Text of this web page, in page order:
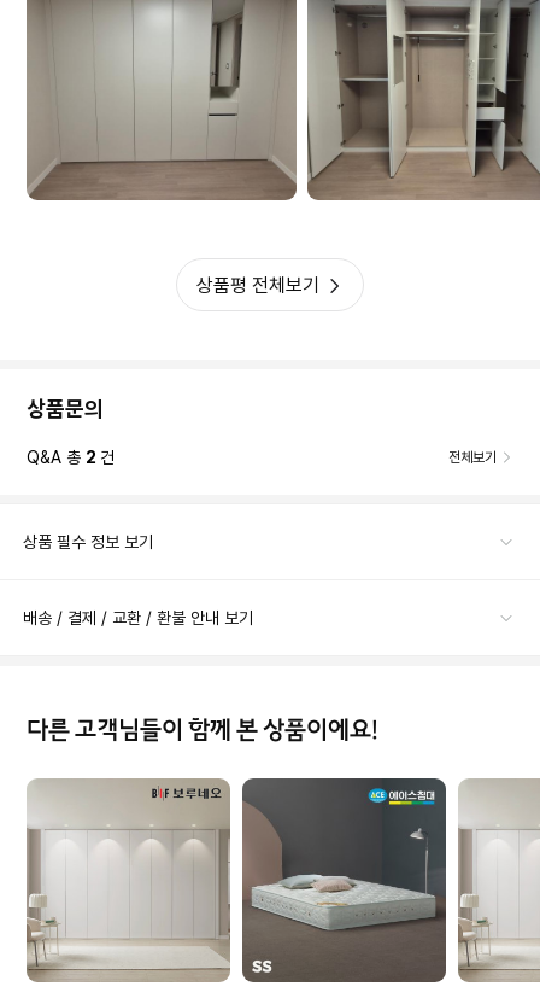
상품평 전체보기
상품문의
Q&A 총 2 건 전체보기
상품 필수 정보 보기
배송 / 결제 / 교환 / 환불 안내 보기
다른 고객님들이 함께 본 상품이에요!